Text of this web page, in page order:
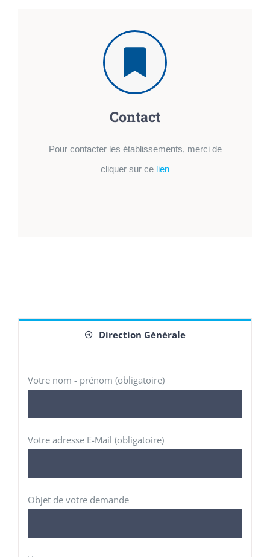
Contact
Pour contacter les établissements, merci de
cliquer sur ce lien
Direction Générale
Votre nom - prénom (obligatoire)
Votre adresse E-Mail (obligatoire)
Objet de votre demande